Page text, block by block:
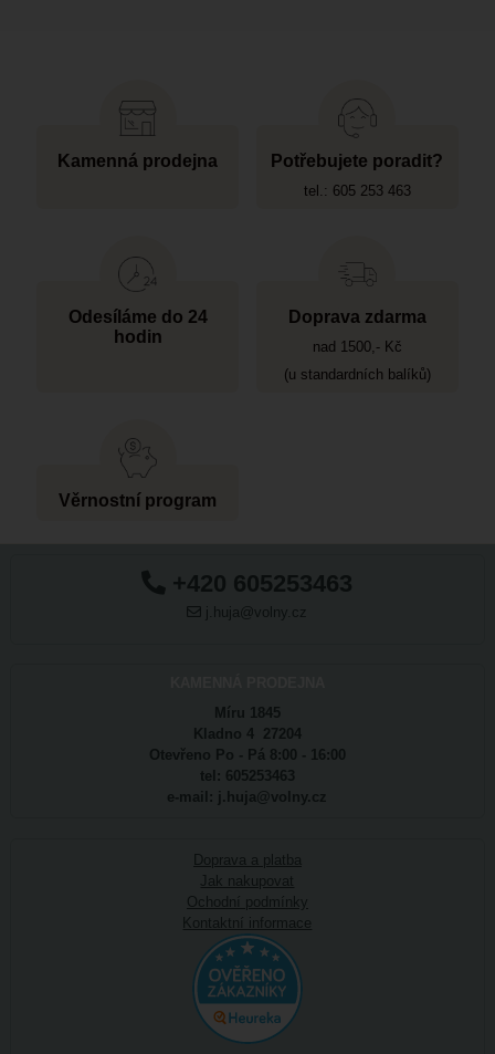
Kamenná prodejna Potřebujete poradit?
tel.: 605 253 463
Odesíláme do 24
hodin
Doprava zdarma
nad 1500,- Kč
(u standardních balíků)
Věrnostní program
+420 605253463
j.huja@volny.cz
Míru 1845
Kladno 4 27204
Otevřeno Po - Pá 8:00 - 16:00
tel: 605253463
e-mail: j.huja@volny.cz
Doprava a platba
Jak nakupovat
Ochodní podmínky
Kontaktní informace